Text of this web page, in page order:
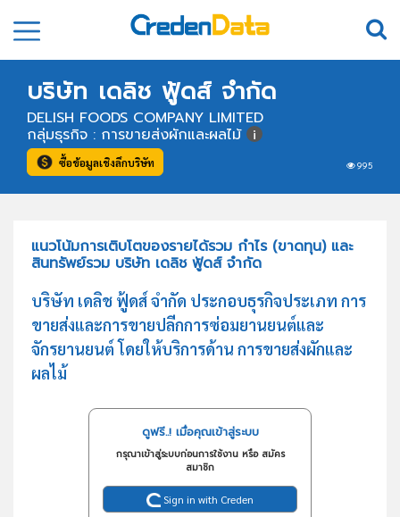
บริษัท เดลิช ฟู้ดส์ จำกัด
DELISH FOODS COMPANY LIMITED
995
กลุ่มธุรกิจ : การขายส่งผักและผลไม้
ซื้อข้อมูลเชิงลึกบริษัท
แนวโน้มการเติบโตของรายได้รวม กำไร (ขาดทุน) และ
สินทรัพย์รวม บริษัท เดลิช ฟู้ดส์ จำกัด
บริษัท เดลิช ฟู้ดส์ จำกัด ประกอบธุรกิจประเภท การ
ขายส่งและการขายปลีกการซ่อมยานยนต์และ
จักรยานยนต์ โดยให้บริการด้าน การขายส่งผักและ
ผลไม้
ดูฟรี..! เมื่อคุณเข้าสู่ระบบ
กรุณาเข้าสู่ระบบก่อนการใช้งาน หรือ สมัคร
สมาชิก
Sign in with Creden